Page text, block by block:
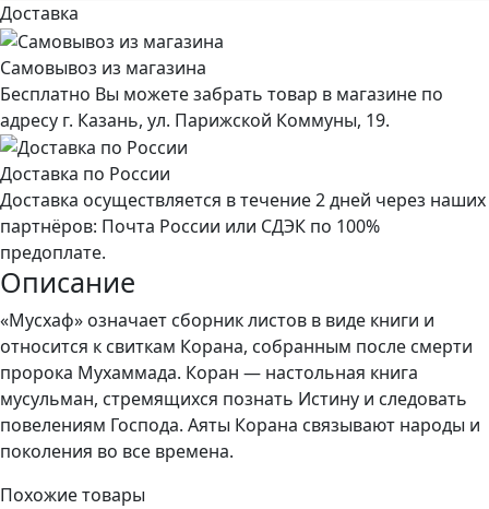
Доставка
Самовывоз из магазина
Бесплатно Вы можете забрать товар в магазине по
адресу г. Казань, ул. Парижской Коммуны, 19.
Доставка по России
Доставка осуществляется в течение 2 дней через наших
партнёров: Почта России или СДЭК по 100%
предоплате.
Описание
«Мусхаф» означает сборник листов в виде книги и
относится к свиткам Корана, собранным после смерти
пророка Мухаммада. Коран — настольная книга
мусульман, стремящихся познать Истину и следовать
повелениям Господа. Аяты Корана связывают народы и
поколения во все времена.
Похожие товары